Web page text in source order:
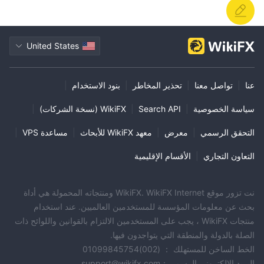
United States
عنا تواصل معنا تحذير المخاطر بنود الاستخدام
سياسة الخصوصية Search API WikiFX (نسخة الشركات)
التحقق الرسمي معرض معهد WikiFX للأبحاث مساعدة VPS
التعاون التجاري الأقسام الإقليمية
نت تزور موقع WikiFX. WikiFX Internet ومنتجاته المحمولة هي أداة
بحث عن معلومات المؤسسة للمستخدمين العالميين. عند استخدام
منتجات WikiFX ، يجب على المستخدمين الالتزام بالقوانين واللوائح ذات
الصلة بالدولة والمنطقة التي يتواجدون فيها.
الخط الساخن للمستهلك ： (002)01099845754